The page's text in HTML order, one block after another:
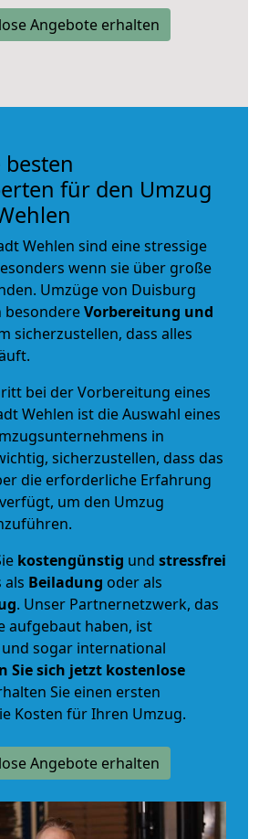
Angebote erhalten
für den Umzug
Wehlen sind eine stressige
wenn sie über große
Umzüge von Duisburg
Vorbereitung und
sicherzustellen, dass alles
bei der Vorbereitung eines
Wehlen ist die Auswahl eines
in
sicherzustellen, dass das
die erforderliche Erfahrung
um den Umzug
kostengünstig und stressfrei
als Beiladung oder als
. Unser Partnernetzwerk, das
aufgebaut haben, ist
sogar international
Sie sich jetzt kostenlose
Sie einen ersten
Kosten für Ihren Umzug.
Angebote erhalten